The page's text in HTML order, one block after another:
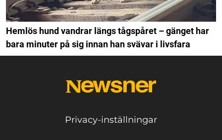
Hemlös hund vandrar längs tågspåret – gänget har
bara minuter på sig innan han svävar i livsfara
Privacy-inställningar